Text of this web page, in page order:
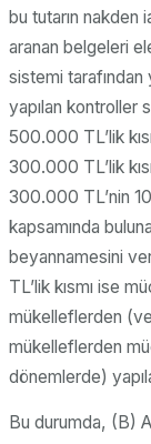
bu tutarın
aranan belgeleri
sistemi
yapılan kontroller
500.000 TL’lik
300.000 TL’lik
300.000 TL’nin
kapsamında
beyannamesini
TL’lik kısmı ise
mükelleflerden
mükelleflerden
dönemlerde)
Bu durumda, (B)